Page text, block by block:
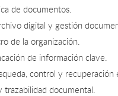
de documentos.
digital y gestión
de la organización.
de información clave.
control y recuperación
trazabilidad documental.